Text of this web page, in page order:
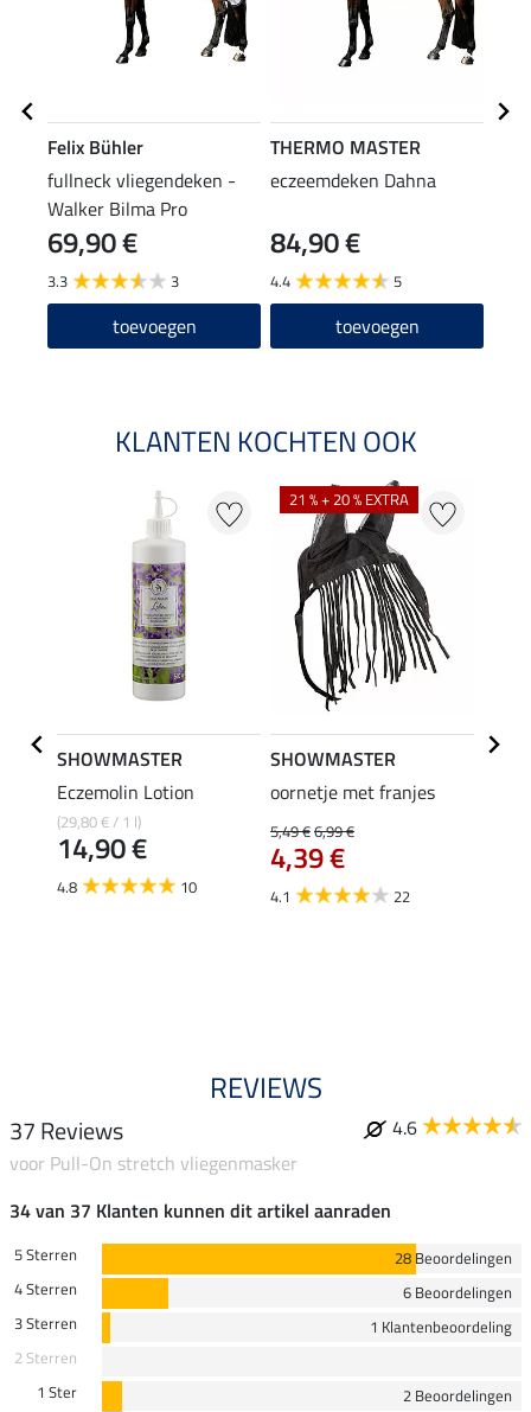
Felix Bühler
fullneck vliegendeken -
Walker Bilma Pro
69,90 €
3.3 3
toevoegen
THERMO MASTER
eczeemdeken Dahna
84,90 €
4.4 5
toevoegen
KLANTEN KOCHTEN OOK
SHOWMASTER
Eczemolin Lotion
(29,80 € / 1 l)
14,90 €
4.8 10
21 % + 20 % EXTRA
SHOWMASTER
oornetje met franjes
5,49 €6,99 €
4,39 €
4.1 22
REVIEWS
37 Reviews
4.6
voor Pull-On stretch vliegenmasker
34 van 37 Klanten kunnen dit artikel aanraden
5 Sterren
28 Beoordelingen
4 Sterren
6 Beoordelingen
3 Sterren
1 Klantenbeoordeling
2 Sterren
1 Ster
2 Beoordelingen